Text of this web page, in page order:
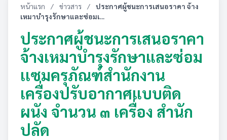
หน้าแรก / ข่าวสาร /
ประกาศผู้ชนะการเสนอราคา จ้าง
เหมาบำรุงรักษาและซ่อมเ...
ประกาศผู้ชนะการเสนอราคา
จ้างเหมาบำรุงรักษาและซ่อม
เเซมครุภัณฑ์สำนักงาน
เครื่องปรับอากาศแบบติด
ผนัง จำนวน ๓ เครื่อง สำนัก
ปลัด